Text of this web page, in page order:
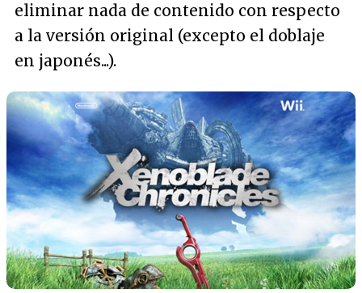
eliminar nada de contenido con respecto
a la versión original (excepto el doblaje
en japonés...).